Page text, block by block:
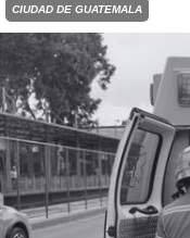
CIUDAD DE GUATEMALA